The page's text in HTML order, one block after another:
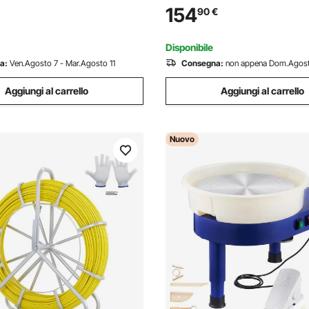
Argilla Strumenti per
Adatto per Corsi di
Ven.Agosto 7 - Mar.Agosto 11
Aggiungi al carrello
Pedale, Gamba di Sollevamento
Regolabile, Vasca Rimovibile,
Artistici, Blu
15490€
Disponibile
Consegna: non appena
Aggiungi al carrello
Nuovo